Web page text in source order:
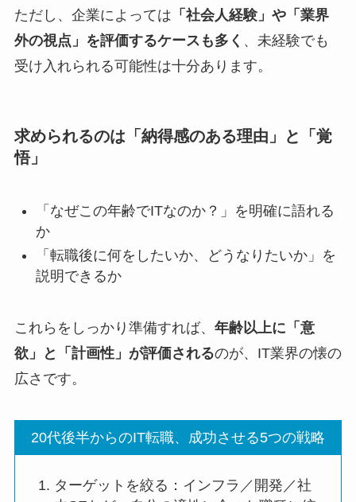
ただし、企業によっては 「社会人経験」や「業界
外の視点」を評価するケースも多く 、未経験でも
受け入れられる可能性は十分あります。
求められるのは「納得感のある理由」と「覚
悟」
「なぜこの年齢でITなのか？」を明確に語れる
か
「転職後に何をしたいか、どうなりたいか」を
説明できるか
これらをしっかり準備すれば、 年齢以上に「意
欲」と「計画性」が評価されるのが、IT業界の懐の
広さです。
20代後半からのIT転職、成功させる5つの戦略
ターゲットを絞る：インフラ／開発／社